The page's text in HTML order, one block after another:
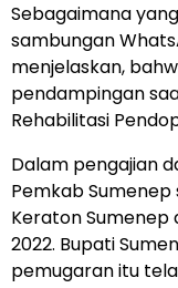
Sebagaimana
sambungan
menjelaskan,
pendampingan
Rehabilitasi
Dalam pengajian
Pemkab
Keraton Sumenep
2022. Bupati
pemugaran itu